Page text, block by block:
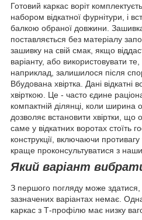
Готовий каркас воріт
набором відкатної фурнітури, і
балкою обраної довжини.
поставляється без матеріалу
зашивку на свій смак, якщо
варіанту, або використовувати
наприклад, залишилося після
Вбудована хвіртка. Дані
хвірткою. Це - часто єдине
компактній ділянці, коли ширина
дозволяє встановити хвіртки, що
саме у відкатних воротах стоїть
конструкції, включаючи
краще проконсультуватися з
Який варіант
З першого погляду може здатися,
зазначених варіантах немає.
каркас з Т-профілю має низку